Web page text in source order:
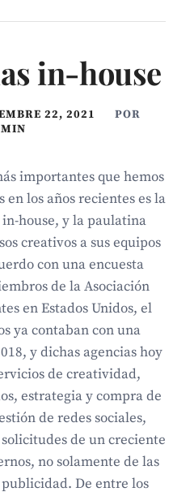
in-house
22, 2021
POR
importantes que hemos
los años recientes es la
house, y la paulatina
creativos a sus equipos
con una encuesta
de la Asociación
en Estados Unidos, el
ya contaban con una
y dichas agencias hoy
de creatividad,
estrategia y compra de
de redes sociales,
de un creciente
no solamente de las
De entre los